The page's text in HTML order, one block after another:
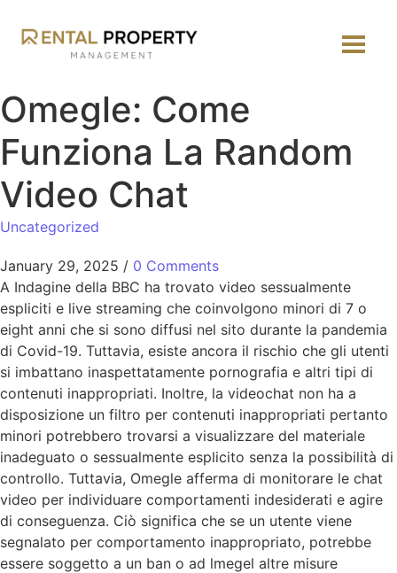
Omegle: Come
Funziona La Random
Video Chat
Uncategorized
January 29, 2025 / 0 Comments
A Indagine della BBC ha trovato video sessualmente
espliciti e live streaming che coinvolgono minori di 7 o
eight anni che si sono diffusi nel sito durante la pandemia
di Covid-19. Tuttavia, esiste ancora il rischio che gli utenti
si imbattano inaspettatamente pornografia e altri tipi di
contenuti inappropriati. Inoltre, la videochat non ha a
disposizione un filtro per contenuti inappropriati pertanto
minori potrebbero trovarsi a visualizzare del materiale
inadeguato o sessualmente esplicito senza la possibilità di
controllo. Tuttavia, Omegle afferma di monitorare le chat
video per individuare comportamenti indesiderati e agire
di conseguenza. Ciò significa che se un utente viene
segnalato per comportamento inappropriato, potrebbe
essere soggetto a un ban o ad lmegel altre misure